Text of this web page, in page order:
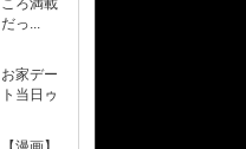
ころ満載
だっ...
お家デー
ト当日ゥ